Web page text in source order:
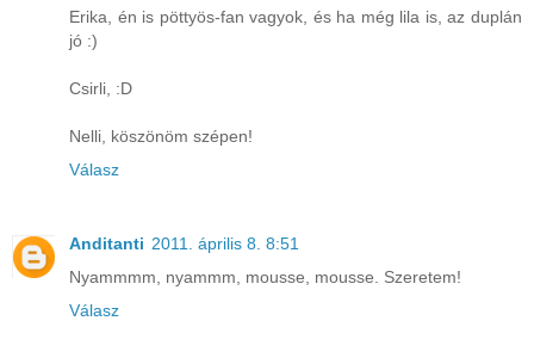
Erika, én is pöttyös-fan vagyok, és ha még lila is, az duplán
jó :)
Csirli, :D
Nelli, köszönöm szépen!
Válasz
Anditanti 2011. április 8. 8:51
Nyammmm, nyammm, mousse, mousse. Szeretem!
Válasz